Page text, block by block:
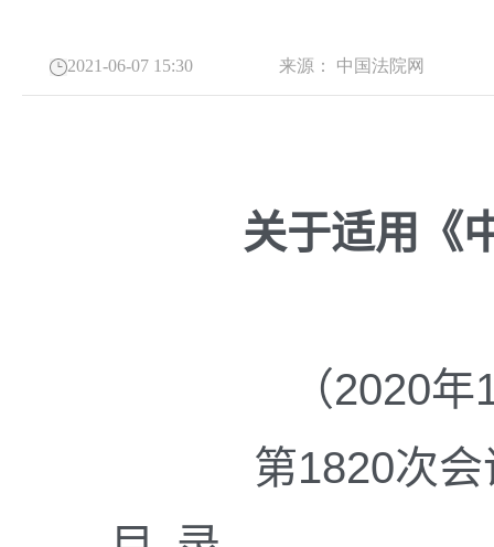
2021-06-07 15:30 来源： 中国法院网
关于适用《
（2020年
第1820次